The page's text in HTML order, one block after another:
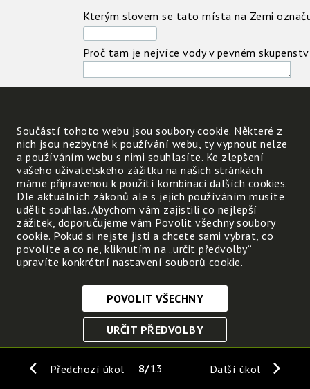
Kterým slovem se tato místa na Zemi
Proč tam je nejvíce vody v pevném
Předchozí úkol Další úkol
8 13
Součástí tohoto webu jsou soubory cookie. Některé z
nich jsou nezbytné k používání webu, ty vypnout nelze
a používáním webu s nimi souhlasíte. Ke zlepšení
vašeho uživatelského zážitku na našich stránkách
máme připravenou k použití kombinaci dalších cookies.
Dle aktuálních zákonů ale s jejich používáním musíte
udělit souhlas. Abychom vám zajistili co nejlepší
zážitek, doporučujeme vám Povolit všechny soubory
cookie. Pokud si nejste jisti a chcete sami vybrat, co
povolíte a co ne, kliknutím na „určit předvolby“
upravíte konkrétní nastavení souborů cookie.
Nezbytně nutné cookies
Tyto soubory cookie jsou nezbytné, abyste se mohli
funkce. Bez těchto cookies by webové stránky
POVOLIT VŠECHNY
URČIT PŘEDVOLBY